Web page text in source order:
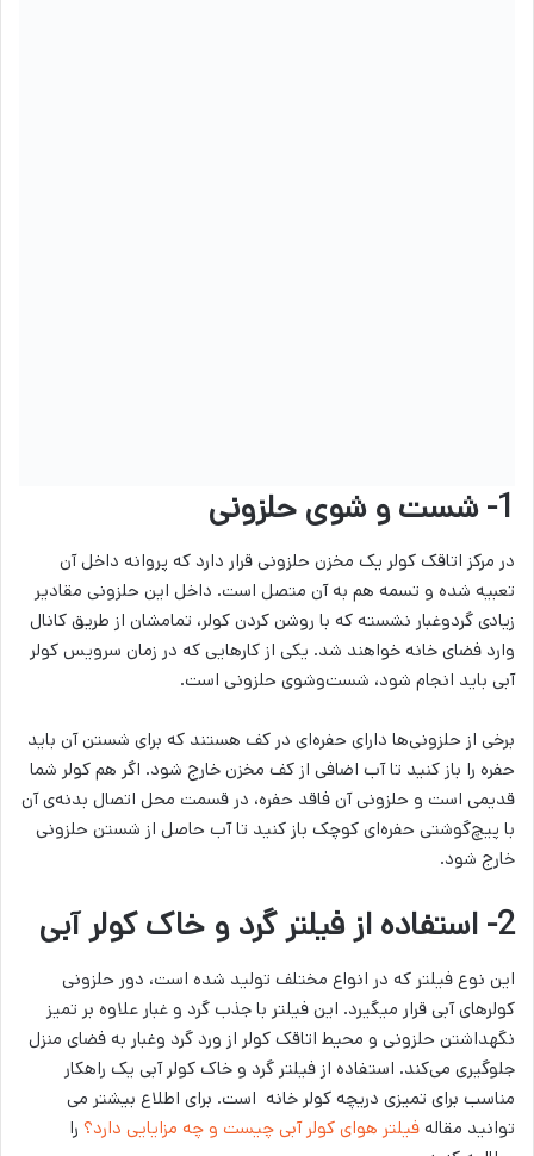
1- شست‌ و شوی حلزونی
در مرکز اتاقک کولر یک مخزن حلزونی قرار دارد که پروانه داخل آن
تعبیه شده و تسمه هم به آن متصل است. داخل این حلزونی مقادیر
زیادی گردوغبار نشسته که با روشن کردن کولر، تمامشان از طریق کانال
وارد فضای خانه خواهند شد. یکی از کارهایی که در زمان سرویس کولر
آبی باید انجام شود، شست‌وشوی حلزونی است.
برخی از حلزونی‌ها دارای حفره‌ای در کف هستند که برای شستن آن باید
حفره را باز کنید تا آب اضافی از کف مخزن خارج شود. اگر هم کولر شما
قدیمی است و حلزونی آن فاقد حفره، در قسمت محل اتصال بدنه‌ی آن
با پیچ‌گوشتی حفره‌ای کوچک باز کنید تا آب حاصل از شستن حلزونی
خارج شود.
2- استفاده از فیلتر گرد و خاک کولر آبی
این نوع فیلتر که در انواع مختلف تولید شده است، دور حلزونی
کولر‌های آبی قرار میگیرد. این فیلتر با جذب گرد و غبار علاوه بر تمیز
نگهداشتن حلزونی و محیط اتاقک کولر از ورد گرد وغبار به فضای منزل
جلوگیری می‌کند. استفاده از فیلتر گرد و خاک کولر آبی یک راهکار
مناسب برای تمیزی دریچه کولر خانه است. برای اطلاع بیشتر می
توانید مقالهفیلتر هوای کولر آبی چیست و چه مزایایی دارد؟ را